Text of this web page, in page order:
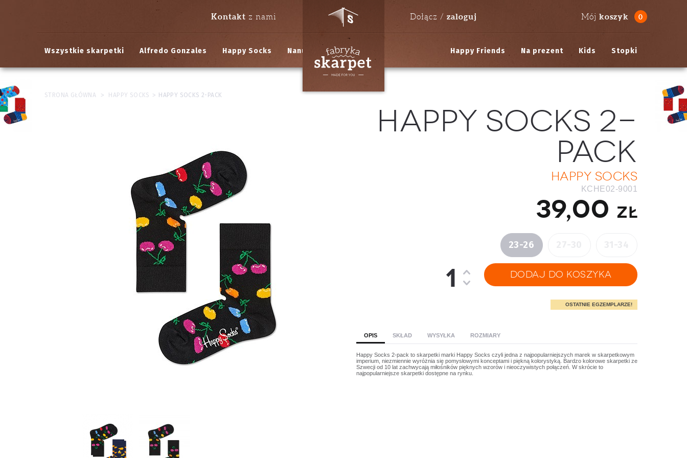
Mój koszyk 0
Kontakt z nami Dołącz / zaloguj
Wszystkie skarpetki Alfredo Gonzales Happy Socks Nanushki Happy Friends Na prezent Kids Stopki
STRONA GŁÓWNA > HAPPY SOCKS > HAPPY SOCKS 2-PACK
Happy Socks 2-
pack
Happy Socks
KCHE02-9001
39,00 zł
23-26
OSTATNIE EGZEMPLARZE!
OPIS SKŁAD WYSYŁKA ROZMIARY
Happy Socks 2-pack to skarpetki marki Happy Socks czyli jedna z najpopularniejszych marek w skarpetkowym
imperium, niezmiennie wyróżnia się pomysłowymi konceptami i piękną kolorystyką. Bardzo kolorowe skarpetki ze
Szwecji od 10 lat zachwycają miłośników pięknych wzorów i nieoczywistych połączeń. W skrócie to
najpopularniejsze skarpetki dostępne na rynku.